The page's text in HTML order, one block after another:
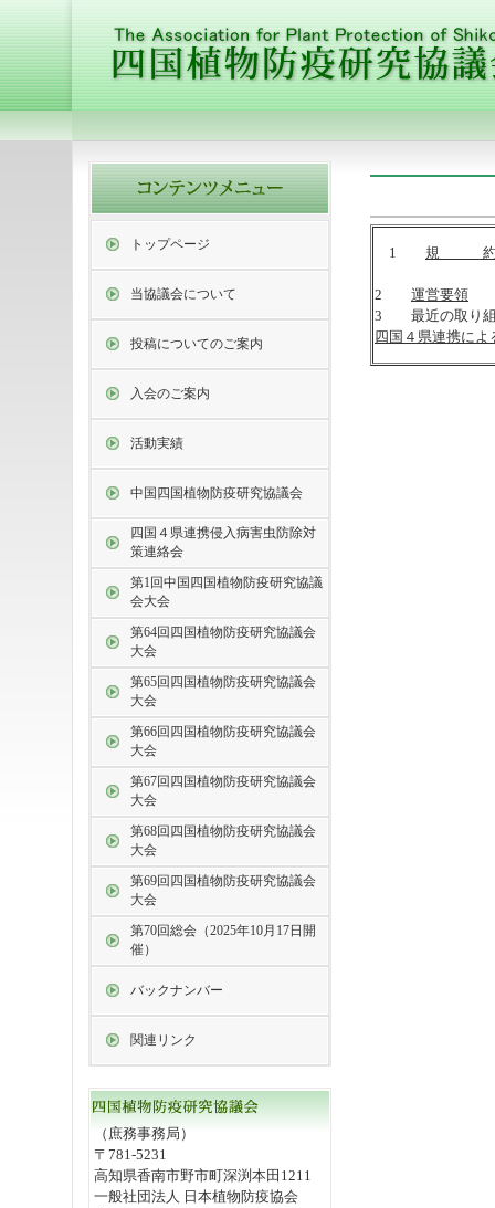
トップページ
当協議会について
投稿についてのご案内
入会のご案内
活動実績
中国四国植物防疫研究協議会
四国４県連携侵入病害虫防除対
策連絡会
第1回中国四国植物防疫研究協議
会大会
第64回四国植物防疫研究協議会
大会
第65回四国植物防疫研究協議会
大会
第66回四国植物防疫研究協議会
大会
第67回四国植物防疫研究協議会
大会
第68回四国植物防疫研究協議会
大会
第69回四国植物防疫研究協議会
大会
第70回総会（2025年10月17日開
催）
バックナンバー
関連リンク
（庶務事務局）
〒781-5231
高知県香南市野市町深渕本田1211
一般社団法人 日本植物防疫協会
1 規
2 運営要領
3 最近の取り組
四国４県連携に